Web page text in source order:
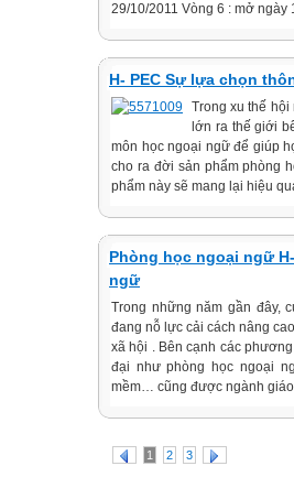
29/10/2011 Vòng 6 : mở ngày
H- PEC Sự lựa chọn
Trong xu thế
lớn ra thế giới
môn học ngoại ngữ để giúp
cho ra đời sản phẩm phòng
phẩm này sẽ mang lại hiệu
Phòng học ngoại ngữ
ngữ
Trong những năm gần đây,
đang nỗ lực cải cách nâng
xã hội . Bên cạnh các
đại như phòng học ngoại
mềm… cũng được ngành giáo
1 2 3